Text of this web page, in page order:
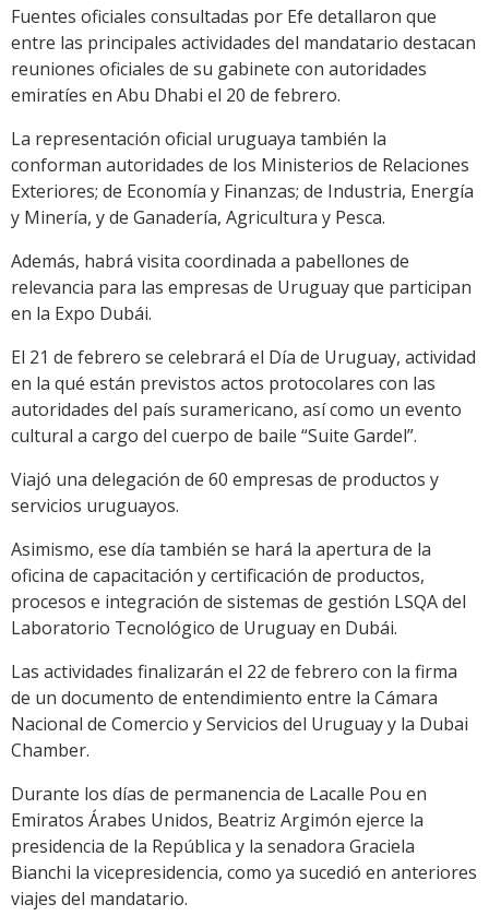
Fuentes oficiales consultadas por Efe detallaron que
entre las principales actividades del mandatario destacan
reuniones oficiales de su gabinete con autoridades
emiratíes en Abu Dhabi el 20 de febrero.
La representación oficial uruguaya también la
conforman autoridades de los Ministerios de Relaciones
Exteriores; de Economía y Finanzas; de Industria, Energía
y Minería, y de Ganadería, Agricultura y Pesca.
Además, habrá visita coordinada a pabellones de
relevancia para las empresas de Uruguay que participan
en la Expo Dubái.
El 21 de febrero se celebrará el Día de Uruguay, actividad
en la qué están previstos actos protocolares con las
autoridades del país suramericano, así como un evento
cultural a cargo del cuerpo de baile “Suite Gardel”.
Viajó una delegación de 60 empresas de productos y
servicios uruguayos.
Asimismo, ese día también se hará la apertura de la
oficina de capacitación y certificación de productos,
procesos e integración de sistemas de gestión LSQA del
Laboratorio Tecnológico de Uruguay en Dubái.
Las actividades finalizarán el 22 de febrero con la firma
de un documento de entendimiento entre la Cámara
Nacional de Comercio y Servicios del Uruguay y la Dubai
Chamber.
Durante los días de permanencia de Lacalle Pou en
Emiratos Árabes Unidos, Beatriz Argimón ejerce la
presidencia de la República y la senadora Graciela
Bianchi la vicepresidencia, como ya sucedió en anteriores
viajes del mandatario.